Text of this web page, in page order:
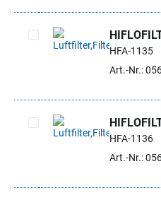
Artikel auswählen
HFA-1135
Art.-Nr.:
Artikel auswählen
HFA-1136
Art.-Nr.: